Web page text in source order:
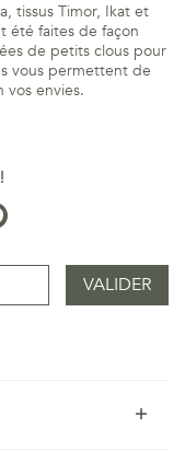
tissus Timor, Ikat et
été faites de façon
de petits clous pour
vous permettent de
vos envies.